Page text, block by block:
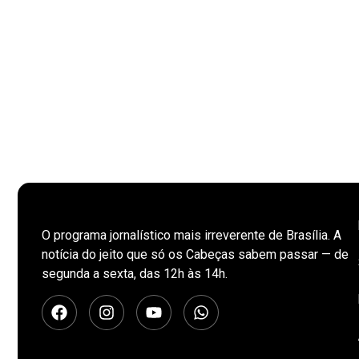
O programa jornalístico mais irreverente de Brasília. A
notícia do jeito que só os Cabeças sabem passar — de
segunda a sexta, das 12h às 14h.